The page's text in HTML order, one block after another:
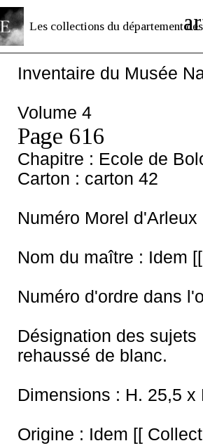
Les collections du département des
Inventaire du Musée
Volume 4
Page 616
Chapitre : Ecole de
Carton : carton 42
Numéro Morel d'Arleux
Nom du maître : Idem
Numéro d'ordre dans
Désignation des
rehaussé de blanc.
Dimensions : H. 25,5 x
Origine : Idem [[